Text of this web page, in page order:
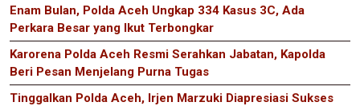
Enam Bulan, Polda Aceh Ungkap 334 Kasus 3C, Ada
Perkara Besar yang Ikut Terbongkar
Karorena Polda Aceh Resmi Serahkan Jabatan, Kapolda
Beri Pesan Menjelang Purna Tugas
Tinggalkan Polda Aceh, Irjen Marzuki Diapresiasi Sukses